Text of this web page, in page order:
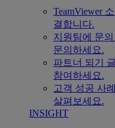
TeamViewer
결합니다.
지원팀에 문의
문의하세요.
파트너 되기
참여하세요.
고객 성공 사례
살펴보세요.
INSIGHT